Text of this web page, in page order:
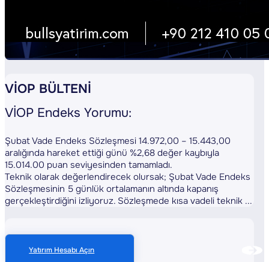
VİOP BÜLTENİ
VİOP Endeks Yorumu:
Şubat Vade Endeks Sözleşmesi 14.972,00 – 15.443,00
aralığında hareket ettiği günü %2,68 değer kaybıyla
15.014.00 puan seviyesinden tamamladı.
Teknik olarak değerlendirecek olursak; Şubat Vade Endeks
Sözleşmesinin 5 günlük ortalamanın altında kapanış
gerçekleştirdiğini izliyoruz. Sözleşmede kısa vadeli teknik ...
Yatırım Hesabı Açın